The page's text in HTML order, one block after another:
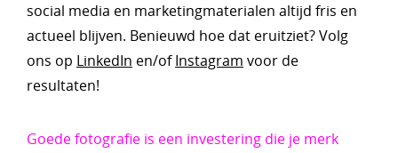
social media en marketingmaterialen altijd fris en
actueel blijven. Benieuwd hoe dat eruitziet? Volg
ons op LinkedIn en/ofInstagram voor de
resultaten!
Goede fotografie is een investering die je merk